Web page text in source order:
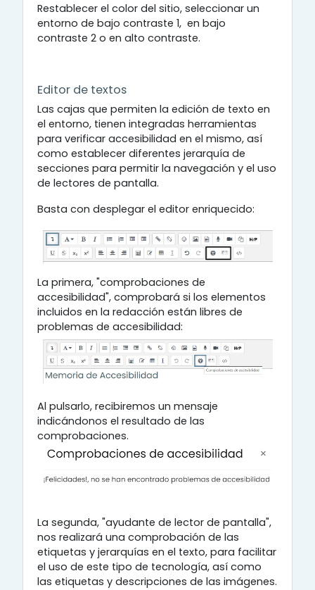
Restablecer el color del sitio, seleccionar un
entorno de bajo contraste 1, en bajo
contraste 2 o en alto contraste.
Editor de textos
Las cajas que permiten la edición de texto en
el entorno, tienen integradas herramientas
para verificar accesibilidad en el mismo, así
como establecer diferentes jerarquía de
secciones para permitir la navegación y el uso
de lectores de pantalla.
Basta con desplegar el editor enriquecido:
La primera, "comprobaciones de
accesibilidad", comprobará si los elementos
incluidos en la redacción están libres de
problemas de accesibilidad:
Al pulsarlo, recibiremos un mensaje
indicándonos el resultado de las
comprobaciones.
La segunda, "ayudante de lector de pantalla",
nos realizará una comprobación de las
etiquetas y jerarquías en el texto, para facilitar
el uso de este tipo de tecnología, así como
las etiquetas y descripciones de las imágenes.